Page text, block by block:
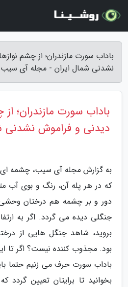
باداب سورت مازندران؛ از چشم
نشدنی شمال ایران - مجله آی سیب
باداب سورت مازندران؛
دیدنی و فراموش نشدنی
به گزارش مجله آی سیب، چشمه ای
که در هر پله آن، رنگ و بوی آب
دور و بر چشمه هم درختان
جنگلی دیده می گردد. اگر به
بروید، شاهد جنگل هایی از
بود. مجذوب کننده نیست؟ اگر تا
باداب سورت حرف می زنیم حتما
بخوانید تا برایتان تعیین گردد